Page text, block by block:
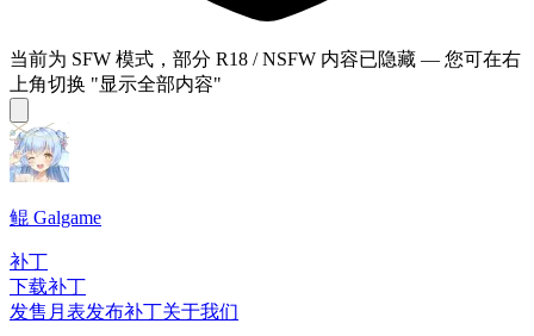
当前为 SFW 模式，部分 R18 / NSFW 内容已隐藏 — 您可在右
上角切换 "显示全部内容"
鲲 Galgame
补丁
下载补丁
发售月表发布补丁关于我们